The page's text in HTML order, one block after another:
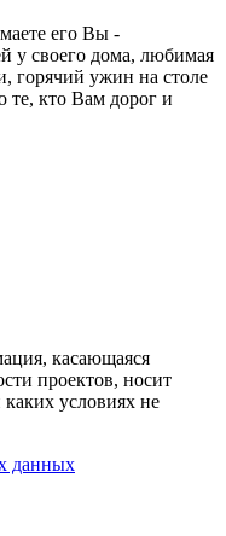
его Вы -
у своего дома, любимая
горячий ужин на столе
те, кто Вам дорог и
касающаяся
проектов, носит
условиях не
данных